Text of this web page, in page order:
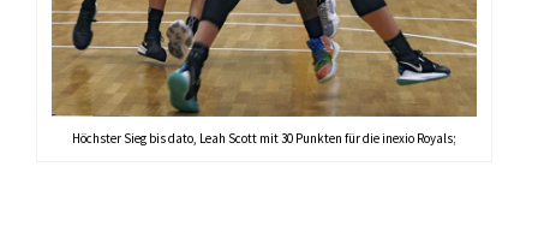
Höchster Sieg bis dato, Leah Scott mit 30 Punkten für die inexio Royals;